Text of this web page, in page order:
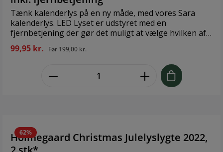
Tænk kalenderlys på en ny måde, med vores Sara
kalenderlys. LED Lyset er udstyret med en
fjernbetjening der gør det muligt at vælge hvilken af
de 24 dage, der skal brænde/lyse. Sara lyset fra Sirius
har en bevægelig flamme, der giver et blødt og varmt
og lys. Fjernbetjening er inkluderet. Lyset benytter
Sirius Størrelse: Ø4,8 x H29cm Antal LED: 1 Batteri: 2 x
99,95 kr. Før 199,00 kr.
62%
Holmegaard Christmas Julelyslygte 2022,